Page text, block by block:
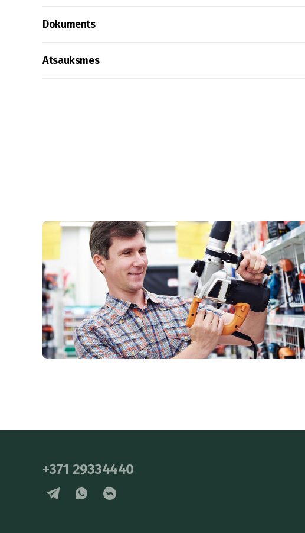
Dokuments
Atsauksmes
+371 29334440